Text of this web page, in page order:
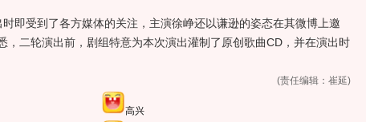
受到了各方媒体的关注，主演徐峥还以谦逊的姿态在其微博上邀
，二轮演出前，剧组特意为本次演出灌制了原创歌曲CD，并在演出时
(责任编辑：崔延)
高兴